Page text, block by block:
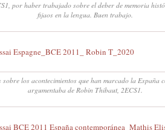
por haber trabajado sobre el deber de memoria
fijaos en la lengua. Buen trabajo.
Espagne_BCE 2011_ Robin T_2020
los acontecimientos que han marcado la España
argumentaba de Robin Thibaut, 2ECS1.
BCE 2011 España contemporánea_Mathis